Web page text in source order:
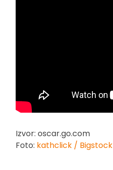
Izvor: oscar.go.com
Foto: kathclick / Bigstock